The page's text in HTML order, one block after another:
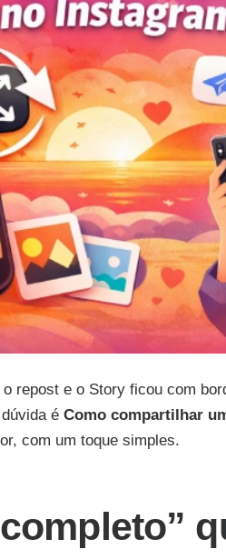
repost e o Story ficou com
é Como compartilhar
com um toque simples.